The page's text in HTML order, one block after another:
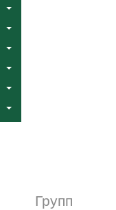
Групп